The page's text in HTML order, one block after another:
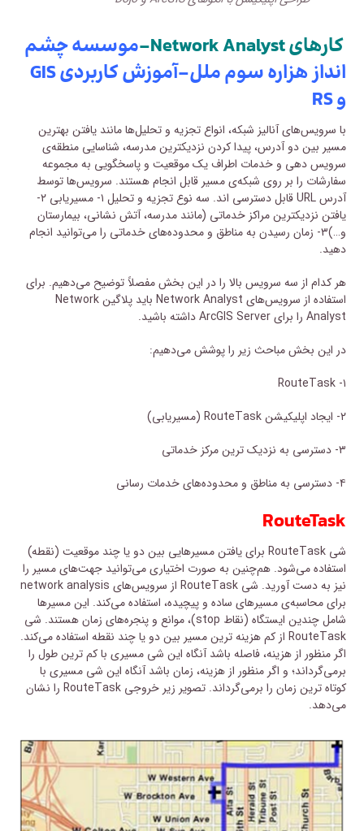
کارهای Network Analyst-
موسسه چشم
انداز هزاره سوم ملل-
آموزش کاربردی GIS
و RS
با سرویس‌های آنالیز شبکه، انواع تجزیه و تحلیل‌ها مانند یافتن بهترین
مسیر بین دو آدرس، پیدا کردن نزدیکترین مدرسه، شناسایی منطقه‌ی
سرویس دهی و خدمات اطراف یک موقعیت و پاسخگویی به مجموعه
سفارشات را بر روی شبکه‌ی مسیر قابل انجام هستند. سرویس‌ها توسط
آدرس URL قابل دسترسی اند. سه نوع تجزیه و تحلیل ۱- مسیریابی ۲-
یافتن نزدیکترین مراکز خدماتی (مانند مدرسه، آتش نشانی، بیمارستان
و…)۳- زمان رسیدن به مناطق و محدوده‌های خدماتی را می‌توانید انجام
دهید.
هر کدام از سه سرویس بالا را در این بخش مفصلاً توضیح می‌دهیم. برای
استفاده از سرویس‌های Network Analyst باید پلاگین Network
Analyst را برای ArcGIS Server داشته باشید.
در این بخش مباحث زیر را پوشش می‌دهیم:
۱- RouteTask
۲- ایجاد اپلیکیشن RouteTask (مسیریابی)
۳- دسترسی به نزدیک ‌ترین مرکز خدماتی
۴- دسترسی به مناطق و محدوده‌های خدمات رسانی
RouteTask
شی RouteTask برای یافتن مسیرهایی بین دو یا چند موقعیت (نقطه)
استفاده می‌شود. هم‌چنین به صورت اختیاری می‌توانید جهت‌های مسیر را
نیز به دست آورید. شی RouteTask از سرویس‌های network analysis
برای محاسبه‌ی مسیرهای ساده و پیچیده، استفاده می‌کند. این مسیرها
شامل چندین ایستگاه (نقاط stop)، موانع و پنجره‌های زمان هستند. شی
RouteTask از کم هزینه ترین مسیر بین دو یا چند نقطه استفاده می‌کند.
اگر منظور از هزینه، فاصله‌ باشد آنگاه این شی مسیری با کم ترین طول را
برمی‌گرداند؛ و اگر منظور از هزینه، زمان باشد آنگاه این شی مسیری با
کوتاه ترین زمان را برمی‌گرداند. تصویر زیر خروجی RouteTask را نشان
می‌دهد.